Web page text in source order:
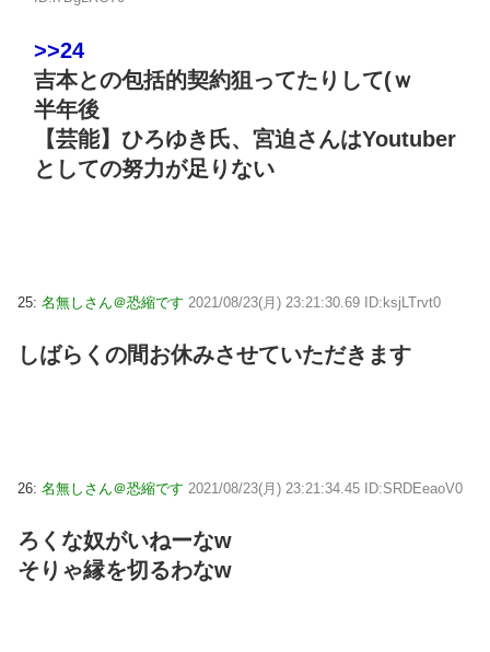
>>24
吉本との包括的契約狙ってたりして(ｗ
半年後
【芸能】ひろゆき氏、宮迫さんはYoutuber
としての努力が足りない
25: 名無しさん＠恐縮です 2021/08/23(月) 23:21:30.69 ID:ksjLTrvt0
しばらくの間お休みさせていただきます
26: 名無しさん＠恐縮です 2021/08/23(月) 23:21:34.45 ID:SRDEeaoV0
ろくな奴がいねーなw
そりゃ縁を切るわなw